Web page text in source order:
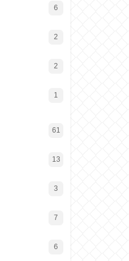
6
2
2
1
61
13
3
7
6